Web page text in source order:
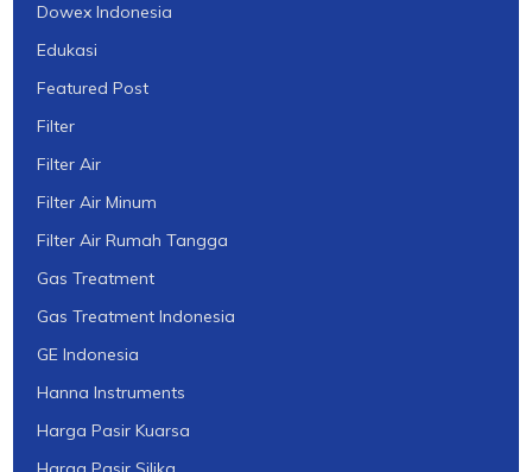
Dowex Indonesia
Edukasi
Featured Post
Filter
Filter Air
Filter Air Minum
Filter Air Rumah Tangga
Gas Treatment
Gas Treatment Indonesia
GE Indonesia
Hanna Instruments
Harga Pasir Kuarsa